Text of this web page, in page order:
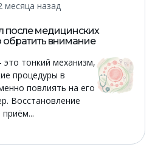
месяца назад
после медицинских
обратить внимание
тонкий механизм,
процедуры в
повлиять на его
Восстановление